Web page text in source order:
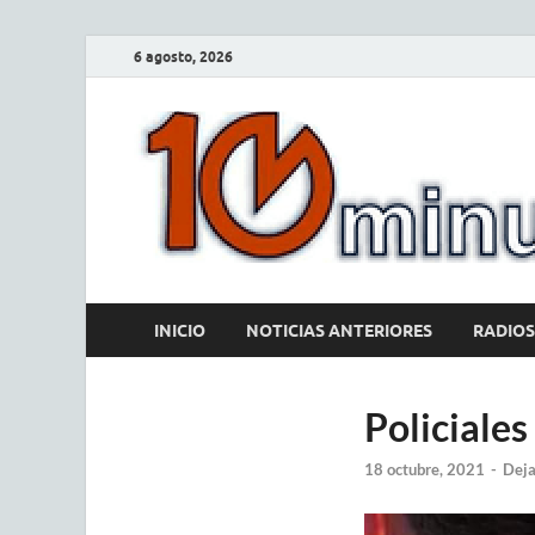
6 agosto, 2026
INICIO NOTICIAS ANTERIORES RADIOS
Policiales
18 octubre, 2021 -